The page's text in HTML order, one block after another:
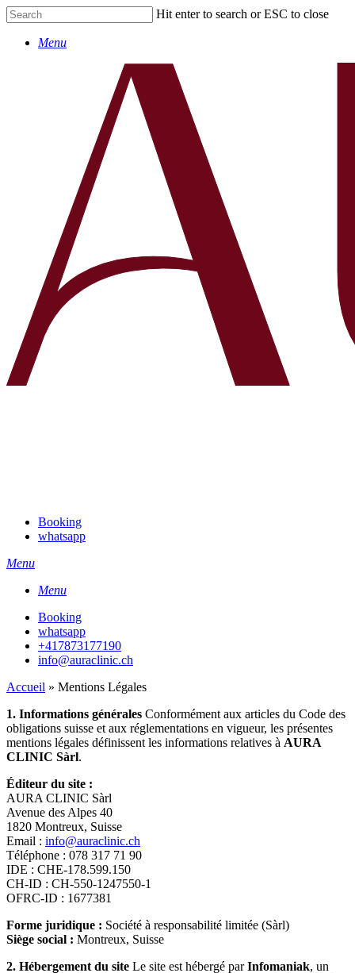
Skip
to
main
Hit enter to search or ESC to close
SearchMenu
Booking
whatsapp
Menu
Menu
Booking
whatsapp
+417873177190
info@auraclinic.ch
Accueil » Mentions Légales
1. Informations générales Conformément aux articles du Code des
obligations suisse et aux réglementations en vigueur, les présentes
mentions légales définissent les informations relatives à AURA
CLINIC Sàrl.
Éditeur du site :
AURA CLINIC Sàrl
Avenue des Alpes 40
1820 Montreux, Suisse
Email : info@auraclinic.ch
Téléphone : 078 317 71 90
IDE : CHE-178.599.150
CH-ID : CH-550-1247550-1
OFRC-ID : 1677381
Forme juridique : Société à responsabilité limitée (Sàrl)
Siège social : Montreux, Suisse
2. Hébergement du site Le site est hébergé parInfomaniak, un